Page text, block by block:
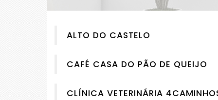
ALTO DO CASTELO
CAFÉ CASA DO PÃO DE QUEIJO
CLÍNICA VETERINÁRIA